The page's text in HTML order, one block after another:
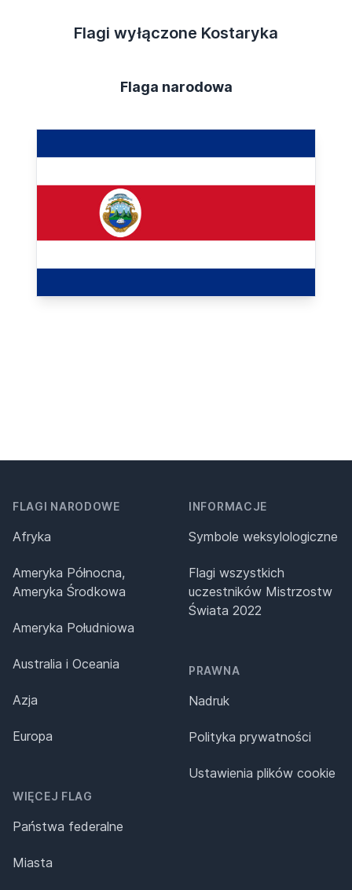
Flagi wyłączone Kostaryka
Flaga narodowa
FLAGI NARODOWE
Afryka
Ameryka Północna,
Ameryka Środkowa
Ameryka Południowa
Australia i Oceania
Azja
Europa
WIĘCEJ FLAG
Państwa federalne
Miasta
INFORMACJE
Symbole weksylologiczne
Flagi wszystkich
uczestników Mistrzostw
Świata 2022
PRAWNA
Nadruk
Polityka prywatności
Ustawienia plików cookie